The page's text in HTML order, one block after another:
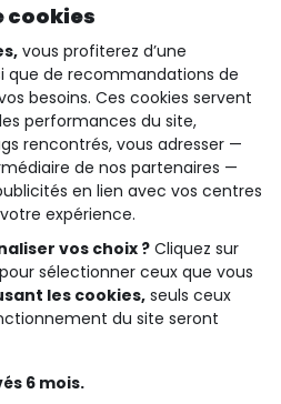
notre application
et d'utilisation
cookies
vous profiterez d’une
que de recommandations de
besoins. Ces cookies servent
performances du site,
rencontrés, vous adresser —
de nos partenaires —
en lien avec vos centres
expérience.
vos choix ? Cliquez sur
sélectionner ceux que vous
les cookies,seuls ceux
du site seront
6 mois.